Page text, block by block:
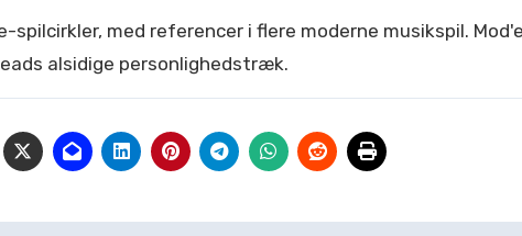
med referencer i flere moderne musikspil.
alsidige personlighedstræk.